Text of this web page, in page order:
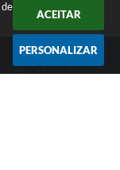
ACEITAR
PERSONALIZAR
| CEP: 15520-000